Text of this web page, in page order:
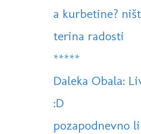
a kurbetine?
terina radosti
*****
Daleka Obala:
:D
pozapodnevno